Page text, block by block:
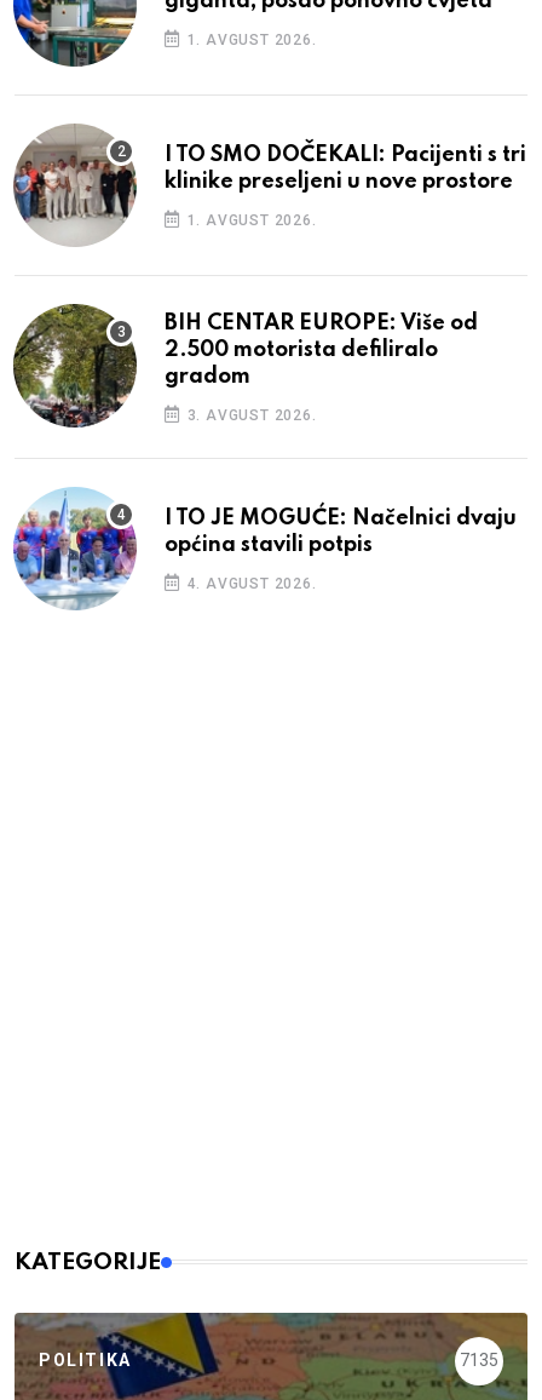
1. AVGUST 2026.
I TO SMO DOČEKALI: Pacijenti s tri
klinike preseljeni u nove prostore
1. AVGUST 2026.
BIH CENTAR EUROPE: Više od
2.500 motorista defiliralo
gradom
3. AVGUST 2026.
I TO JE MOGUĆE: Načelnici dvaju
općina stavili potpis
4. AVGUST 2026.
KATEGORIJE
POLITIKA 7135